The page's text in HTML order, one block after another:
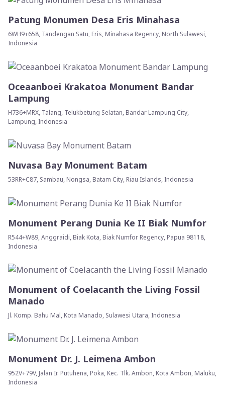
Patung Monumen Desa Eris Minahasa
6WH9+658, Tandengan Satu, Eris, Minahasa Regency, North Sulawesi,
Indonesia
Oceaanboei Krakatoa Monument Bandar
Lampung
H736+MRX, Talang, Telukbetung Selatan, Bandar Lampung City,
Lampung, Indonesia
Nuvasa Bay Monument Batam
53RR+C87, Sambau, Nongsa, Batam City, Riau Islands, Indonesia
Monument Perang Dunia Ke II Biak Numfor
R544+W89, Anggraidi, Biak Kota, Biak Numfor Regency, Papua 98118,
Indonesia
Monument of Coelacanth the Living Fossil
Manado
Jl. Komp. Bahu Mal, Kota Manado, Sulawesi Utara, Indonesia
Monument Dr. J. Leimena Ambon
952V+79V, Jalan Ir. Putuhena, Poka, Kec. Tlk. Ambon, Kota Ambon, Maluku,
Indonesia